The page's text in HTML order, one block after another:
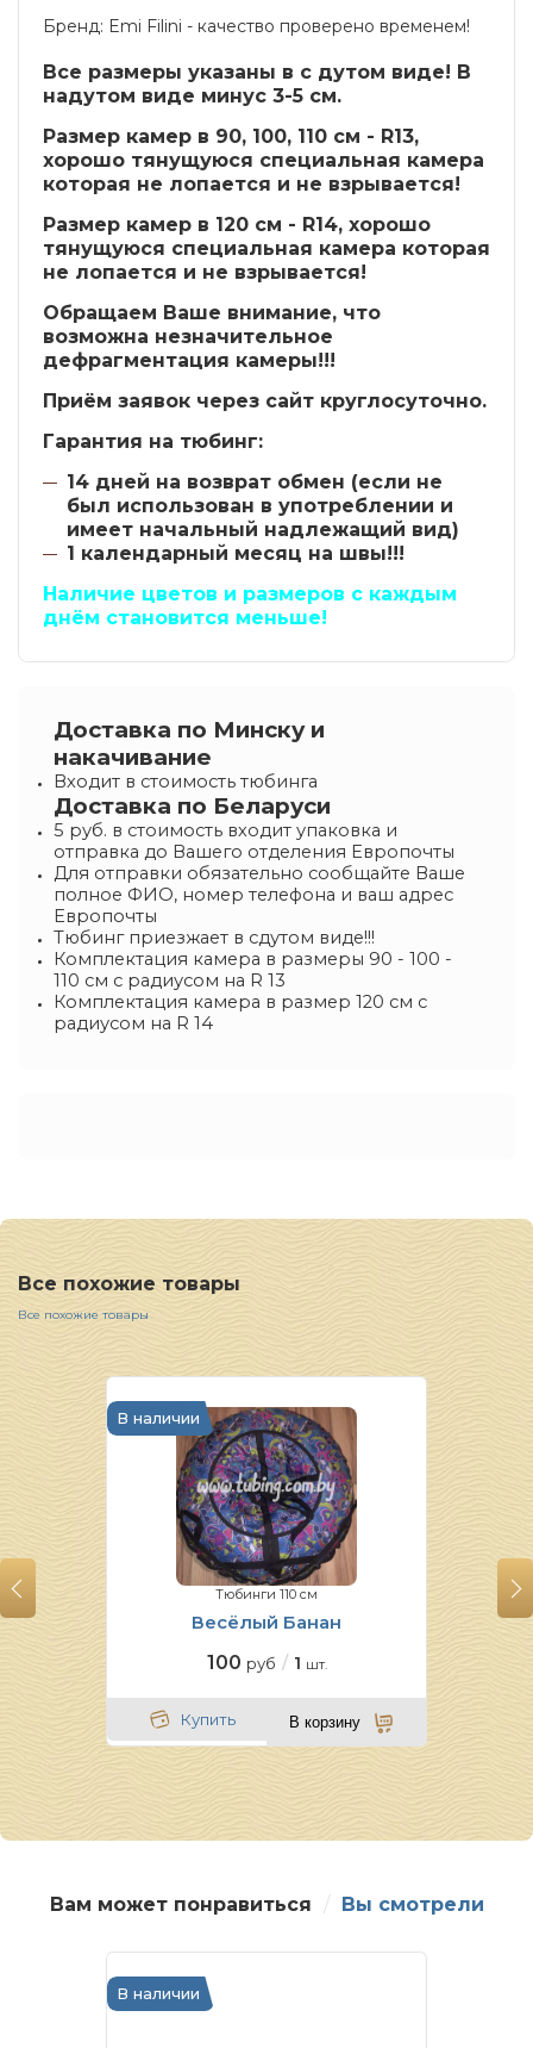
Бренд: Emi Filini - качество проверено временем!
Все размеры указаны в с дутом виде! В
надутом виде минус 3-5 см.
Размер камер в 90, 100, 110 см - R13,
хорошо тянущуюся специальная камера
которая не лопается и не взрывается!
Размер камер в 120 см - R14, хорошо
тянущуюся специальная камера которая
не лопается и не взрывается!
Обращаем Ваше внимание, что
возможна незначительное
дефрагментация камеры!!!
Приём заявок через сайт круглосуточно.
Гарантия на тюбинг:
14 дней на возврат обмен (если не
был использован в употреблении и
имеет начальный надлежащий вид)
1 календарный месяц на швы!!!
Наличие цветов и размеров с каждым
днём становится меньше!
Доставка по Минску и
накачивание
Входит в стоимость тюбинга
Доставка по Беларуси
5 руб. в стоимость входит упаковка и
отправка до Вашего отделения Европочты
Для отправки обязательно сообщайте Ваше
полное ФИО, номер телефона и ваш адрес
Европочты
Тюбинг приезжает в сдутом виде!!!
Комплектация камера в размеры 90 - 100 -
110 см с радиусом на R 13
Комплектация камера в размер 120 см с
радиусом на R 14
Все похожие товары
Все похожие товары
В наличии
Тюбинги 110 см
Весёлый Банан
100 руб 1 шт.
Купить В корзину
Вам может понравиться Вы смотрели
В наличии